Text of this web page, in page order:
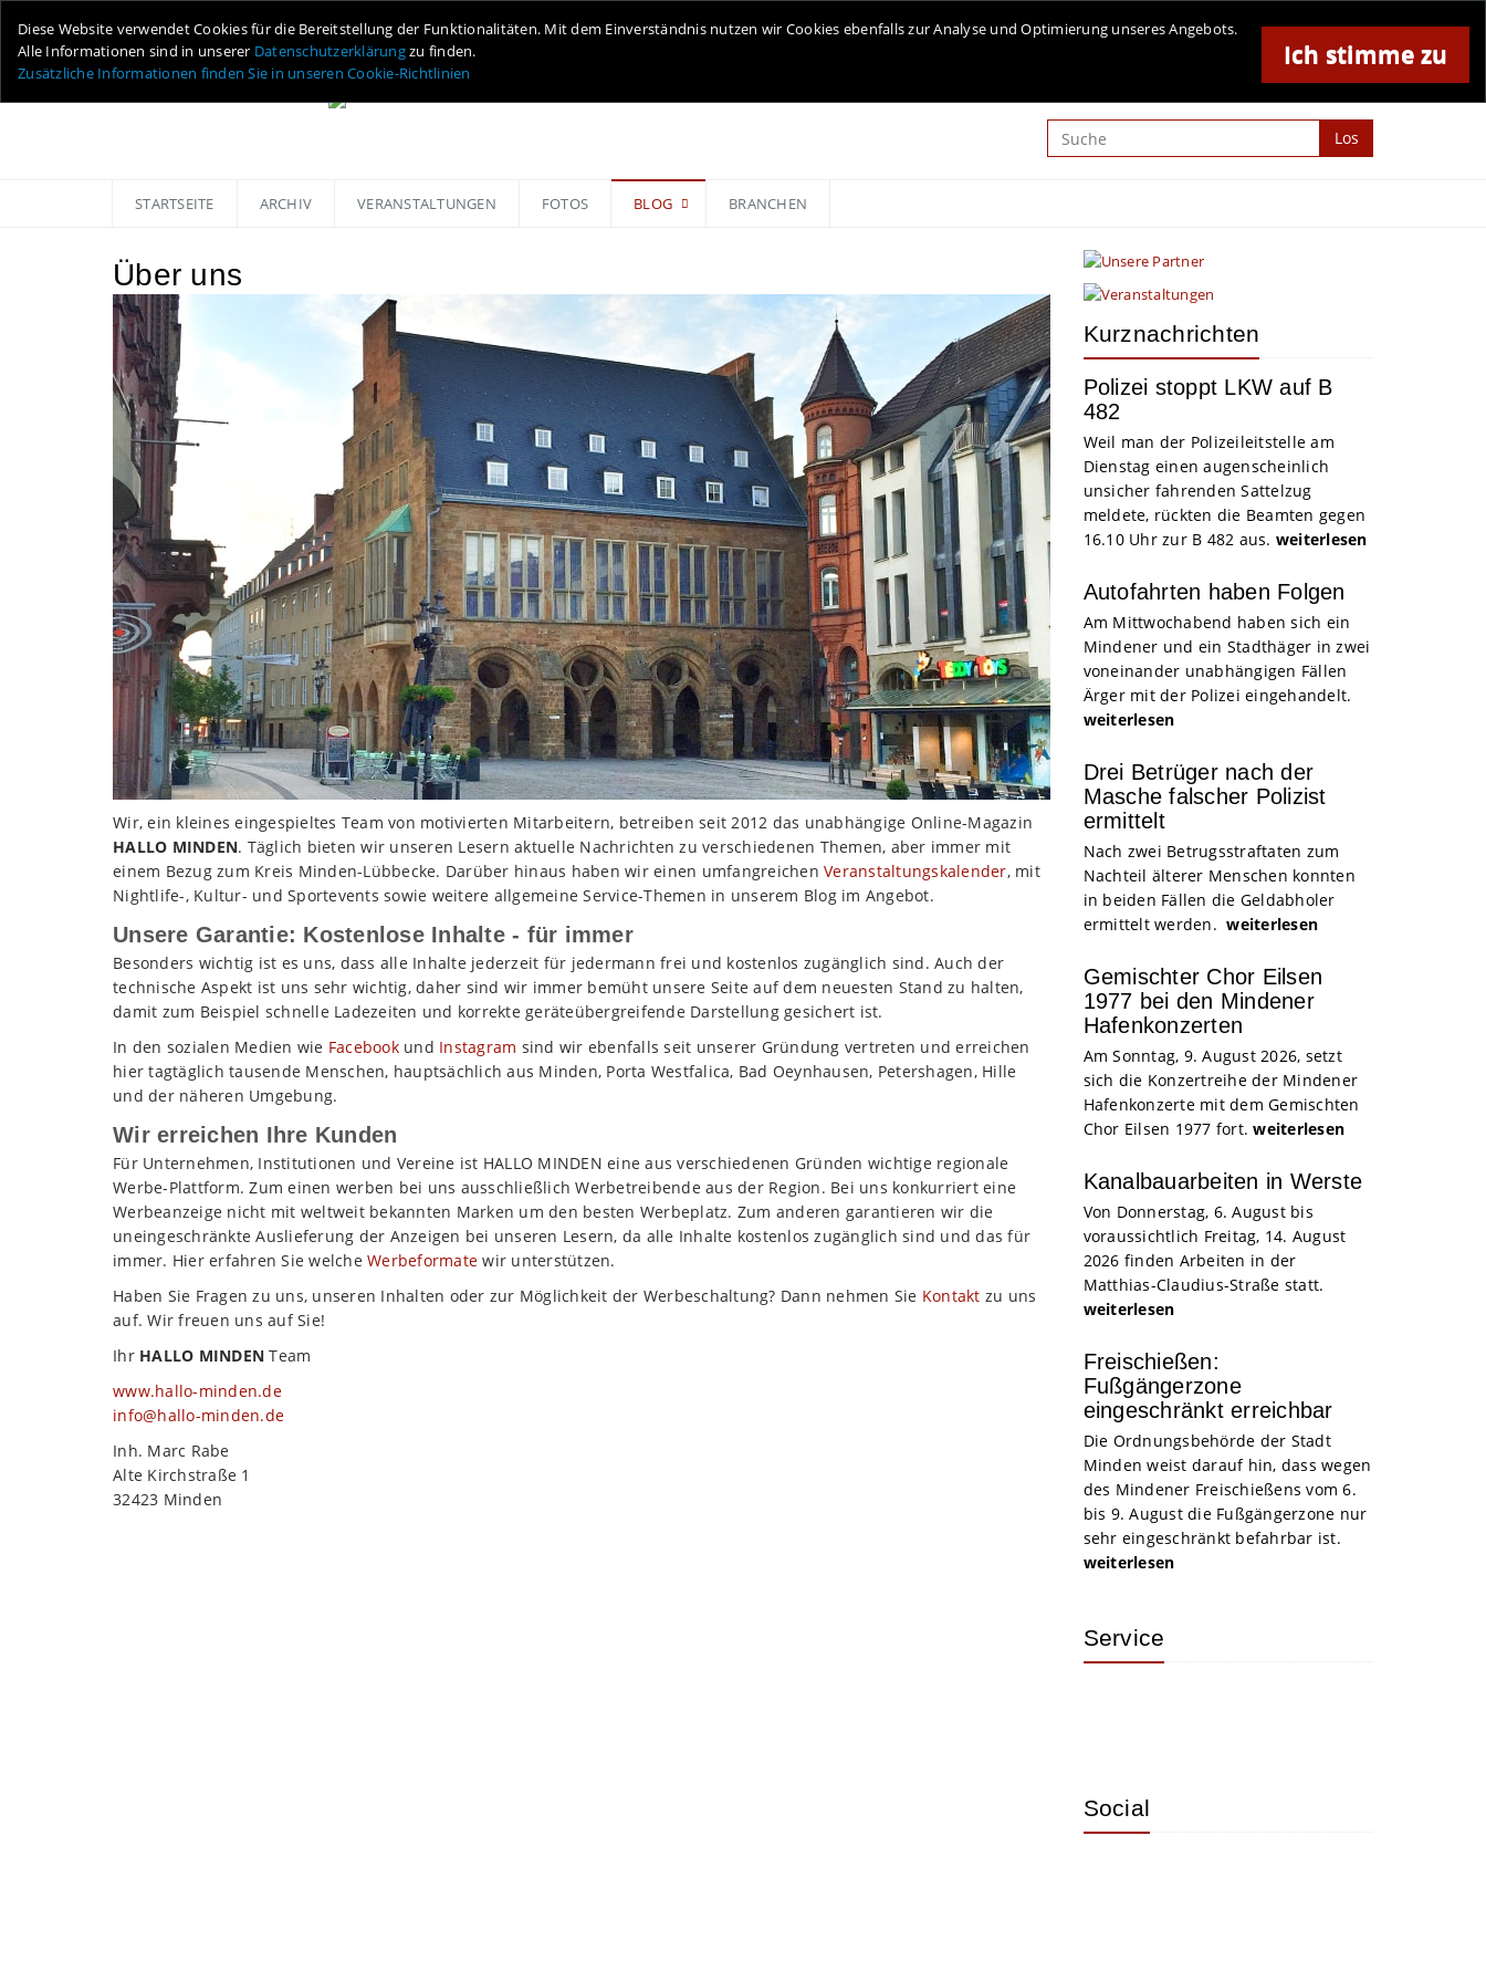
Online-Magazin für Minden und Umgebung
Ich stimme zu
Diese Website verwendet Cookies für die Bereitstellung der Funktionalitäten. Mit dem Einverständnis nutzen wir Cookies ebenfalls zur Analyse und Optimierung unseres Angebots.
Alle Informationen sind in unserer Datenschutzerklärungzu finden.
Zusätzliche Informationen finden Sie in unseren Cookie-Richtlinien
Anzeige
Los
STARTSEITE ARCHIV VERANSTALTUNGEN FOTOS BLOG BRANCHEN
Über uns
Wir, ein kleines eingespieltes Team von motivierten Mitarbeitern, betreiben seit 2012 das unabhängige Online-Magazin
HALLO MINDEN. Täglich bieten wir unseren Lesern aktuelle Nachrichten zu verschiedenen Themen, aber immer mit
einem Bezug zum Kreis Minden-Lübbecke. Darüber hinaus haben wir einen umfangreichen Veranstaltungskalender, mit
Nightlife-, Kultur- und Sportevents sowie weitere allgemeine Service-Themen in unserem Blog im Angebot.
Unsere Garantie: Kostenlose Inhalte - für immer
Besonders wichtig ist es uns, dass alle Inhalte jederzeit für jedermann frei und kostenlos zugänglich sind. Auch der
technische Aspekt ist uns sehr wichtig, daher sind wir immer bemüht unsere Seite auf dem neuesten Stand zu halten,
damit zum Beispiel schnelle Ladezeiten und korrekte geräteübergreifende Darstellung gesichert ist.
In den sozialen Medien wie Facebookund Instagram sind wir ebenfalls seit unserer Gründung vertreten und erreichen
hier tagtäglich tausende Menschen, hauptsächlich aus Minden, Porta Westfalica, Bad Oeynhausen, Petershagen, Hille
und der näheren Umgebung.
Wir erreichen Ihre Kunden
Für Unternehmen, Institutionen und Vereine ist HALLO MINDEN eine aus verschiedenen Gründen wichtige regionale
Werbe-Plattform. Zum einen werben bei uns ausschließlich Werbetreibende aus der Region. Bei uns konkurriert eine
Werbeanzeige nicht mit weltweit bekannten Marken um den besten Werbeplatz. Zum anderen garantieren wir die
uneingeschränkte Auslieferung der Anzeigen bei unseren Lesern, da alle Inhalte kostenlos zugänglich sind und das für
immer. Hier erfahren Sie welche Werbeformate wir unterstützen.
Haben Sie Fragen zu uns, unseren Inhalten oder zur Möglichkeit der Werbeschaltung? Dann nehmen Sie Kontakt zu uns
auf. Wir freuen uns auf Sie!
IhrHALLO MINDENTeam
www.hallo-minden.de
info@hallo-minden.de
Inh. Marc Rabe
Alte Kirchstraße 1
32423 Minden
Kurznachrichten
Polizei stoppt LKW auf B
482
Weil man der Polizeileitstelle am
Dienstag einen augenscheinlich
unsicher fahrenden Sattelzug
meldete, rückten die Beamten gegen
16.10 Uhr zur B 482 aus. weiterlesen
Autofahrten haben Folgen
Am Mittwochabend haben sich ein
Mindener und ein Stadthäger in zwei
voneinander unabhängigen Fällen
Ärger mit der Polizei eingehandelt.
weiterlesen
Drei Betrüger nach der
Masche falscher Polizist
ermittelt
Nach zwei Betrugsstraftaten zum
Nachteil älterer Menschen konnten
in beiden Fällen die Geldabholer
ermittelt werden.weiterlesen
Gemischter Chor Eilsen
1977 bei den Mindener
Hafenkonzerten
Am Sonntag, 9. August 2026, setzt
sich die Konzertreihe der Mindener
Hafenkonzerte mit dem Gemischten
Chor Eilsen 1977 fort.weiterlesen
Kanalbauarbeiten in Werste
Von Donnerstag, 6. August bis
voraussichtlich Freitag, 14. August
2026 finden Arbeiten in der
Matthias-Claudius-Straße statt.
weiterlesen
Freischießen:
Fußgängerzone
eingeschränkt erreichbar
Die Ordnungsbehörde der Stadt
Minden weist darauf hin, dass wegen
des Mindener Freischießens vom 6.
bis 9. August die Fußgängerzone nur
sehr eingeschränkt befahrbar ist.
weiterlesen
Service
Social